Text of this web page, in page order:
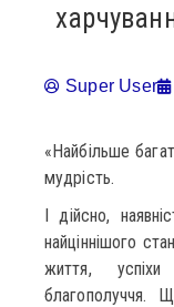
Super User
«Найбільше
мудрість.
І дійсно,
найціннішого
життя,
благополуччя.